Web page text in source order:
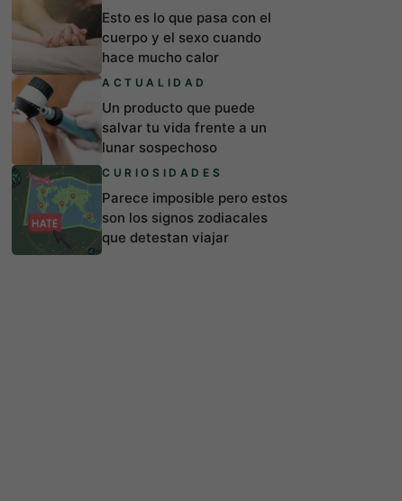
Esto es lo que pasa con el
cuerpo y el sexo cuando
hace mucho calor
ACTUALIDAD
Un producto que puede
salvar tu vida frente a un
lunar sospechoso
CURIOSIDADES
Parece imposible pero estos
son los signos zodiacales
que detestan viajar